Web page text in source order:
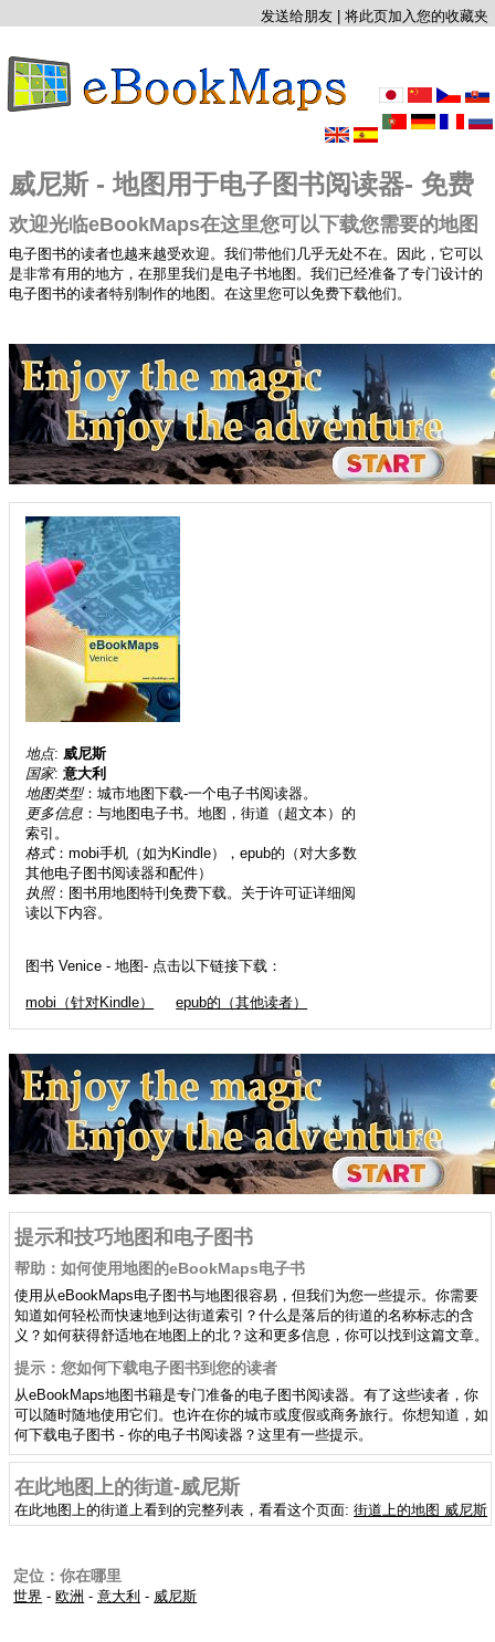
发送给朋友 将此页加入您的收藏夹
威尼斯 - 地图用于电子图书阅读器- 免费
欢迎光临eBookMaps在这里您可以下载您需要的地图
电子图书的读者也越来越受欢迎。我们带他们几乎无处不在。因此，它可以
是非常有用的地方，在那里我们是电子书地图。我们已经准备了专门设计的
电子图书的读者特别制作的地图。在这里您可以免费下载他们。
地点:威尼斯
国家:意大利
地图类型：城市地图下载-一个电子书阅读器。
更多信息 ：与地图电子书。地图，街道（超文本）的
索引。
格式：mobi手机（如为Kindle），epub的（对大多数
其他电子图书阅读器和配件）
执照：图书用地图特刊免费下载。关于许可证详细阅
读以下内容。
图书 Venice - 地图- 点击以下链接下载：
mobi（针对Kindle） epub的（其他读者）
提示和技巧地图和电子图书
帮助：如何使用地图的eBookMaps电子书
使用从eBookMaps电子图书与地图很容易，但我们为您一些提示。你需要
知道如何轻松而快速地到达街道索引？什么是落后的街道的名称标志的含
义？如何获得舒适地在地图上的北？这和更多信息，你可以找到这篇文章。
提示：您如何下载电子图书到您的读者
从eBookMaps地图书籍是专门准备的电子图书阅读器。有了这些读者，你
可以随时随地使用它们。也许在你的城市或度假或商务旅行。你想知道，如
何下载电子图书 - 你的电子书阅读器？这里有一些提示。
在此地图上的街道-威尼斯
在此地图上的街道上看到的完整列表，看看这个页面:街道上的地图 威尼斯
定位：你在哪里
世界 -欧洲 -意大利 - 威尼斯